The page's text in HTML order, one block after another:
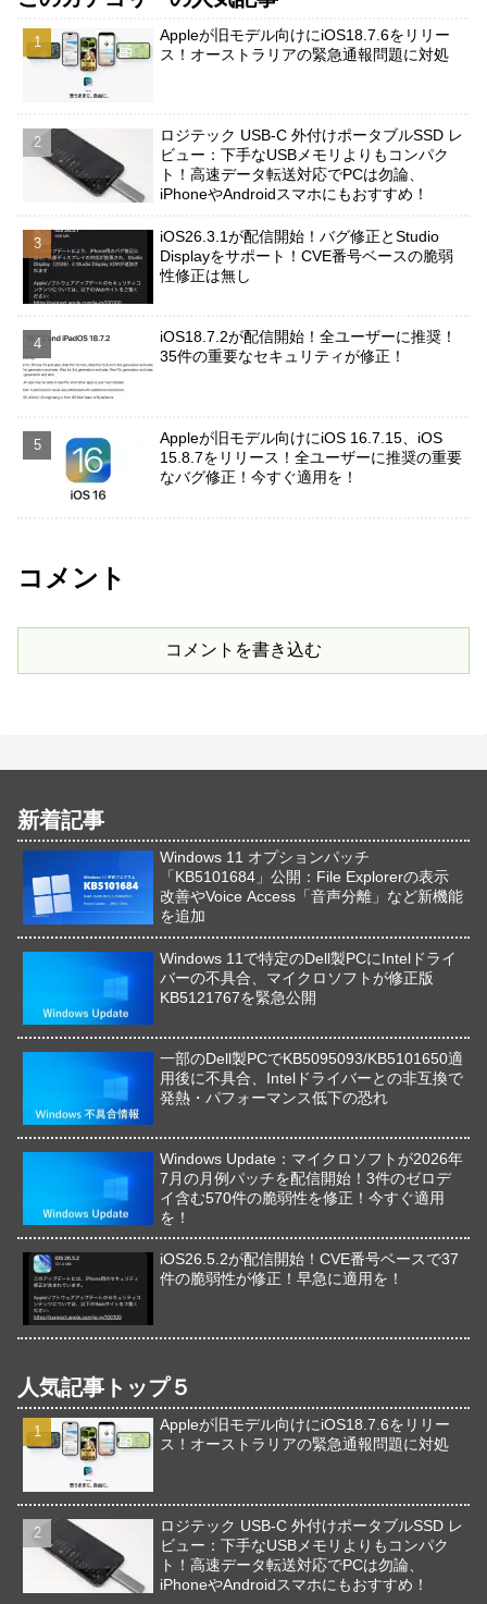
Appleが旧モデル向けにiOS18.7.6をリリー
ス！オーストラリアの緊急通報問題に対処
ロジテック USB-C 外付けポータブルSSD レ
ビュー：下手なUSBメモリよりもコンパク
ト！高速データ転送対応でPCは勿論、
iPhoneやAndroidスマホにもおすすめ！
iOS26.3.1が配信開始！バグ修正とStudio
Displayをサポート！CVE番号ベースの脆弱
性修正は無し
iOS18.7.2が配信開始！全ユーザーに推奨！
35件の重要なセキュリティが修正！
Appleが旧モデル向けにiOS 16.7.15、iOS
15.8.7をリリース！全ユーザーに推奨の重要
なバグ修正！今すぐ適用を！
コメント
コメントを書き込む
新着記事
Windows 11 オプションパッチ
「KB5101684」公開：File Explorerの表示
改善やVoice Access「音声分離」など新機能
を追加
Windows 11で特定のDell製PCにIntelドライ
バーの不具合、マイクロソフトが修正版
KB5121767を緊急公開
一部のDell製PCでKB5095093/KB5101650適
用後に不具合、Intelドライバーとの非互換で
発熱・パフォーマンス低下の恐れ
Windows Update：マイクロソフトが2026年
7月の月例パッチを配信開始！3件のゼロデ
イ含む570件の脆弱性を修正！今すぐ適用
を！
iOS26.5.2が配信開始！CVE番号ベースで37
件の脆弱性が修正！早急に適用を！
人気記事トップ５
Appleが旧モデル向けにiOS18.7.6をリリー
ス！オーストラリアの緊急通報問題に対処
ロジテック USB-C 外付けポータブルSSD レ
ビュー：下手なUSBメモリよりもコンパク
ト！高速データ転送対応でPCは勿論、
iPhoneやAndroidスマホにもおすすめ！